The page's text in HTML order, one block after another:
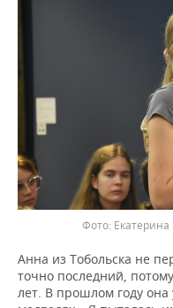
Анна из Тобольска не
точно последний,
лет. В прошлом году она